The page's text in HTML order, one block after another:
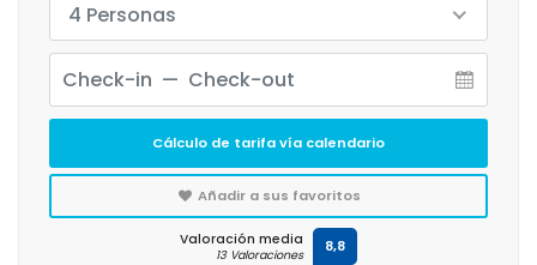
4 Personas
Cálculo de tarifa vía calendario
Añadir a sus favoritos
Valoración media
13 Valoraciones 8,8